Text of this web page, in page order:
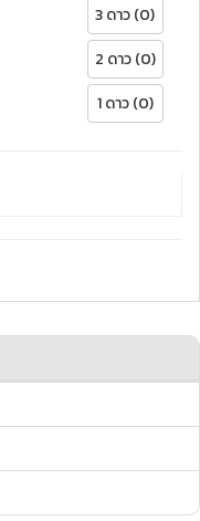
3 ดาว (0)
2 ดาว (0)
1 ดาว (0)